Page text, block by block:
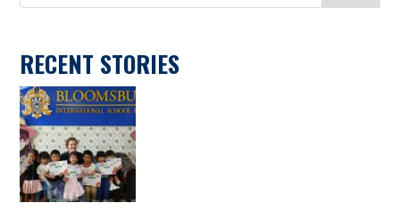
RECENT STORIES